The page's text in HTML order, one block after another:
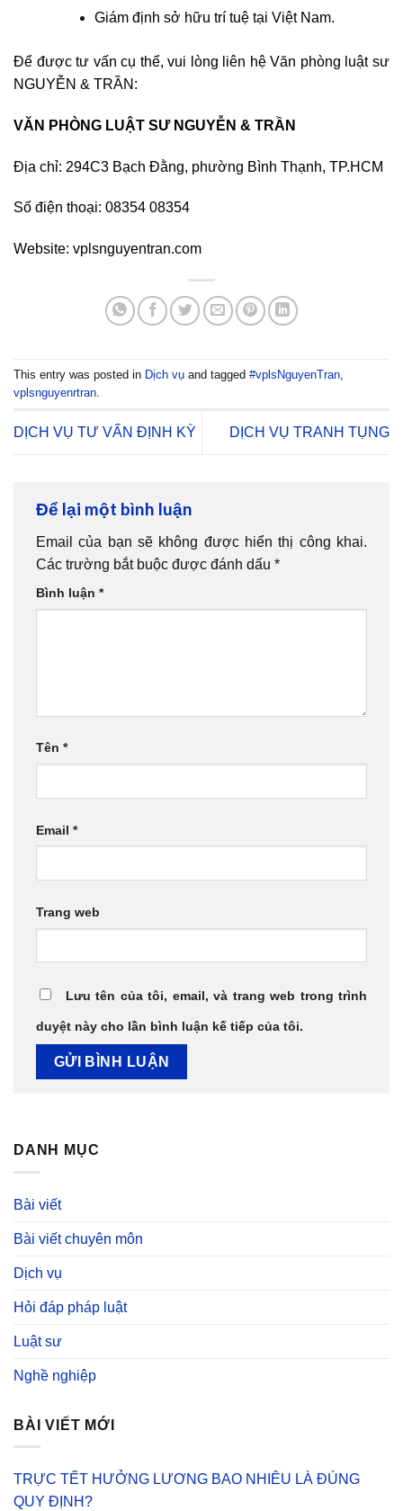
Giám định sở hữu trí tuệ tại Việt Nam.
Để được tư vấn cụ thể, vui lòng liên hệ Văn phòng luật sư
NGUYỄN & TRẦN:
VĂN PHÒNG LUẬT SƯ NGUYỄN & TRẦN
Địa chỉ: 294C3 Bạch Đằng, phường Bình Thạnh, TP.HCM
Số điện thoại: 08354 08354
Website: vplsnguyentran.com
This entry was posted in Dịch vụ and tagged #vplsNguyenTran
vplsnguyenrtran
DỊCH VỤ TƯ VẤN ĐỊNH KỲ DỊCH VỤ TRANH TỤNG
Để lại một bình luận
Email của bạn sẽ không được hiển thị công khai.
Các trường bắt buộc được đánh dấu *
Bình luận *
Tên *
Email *
Trang web
Lưu tên của tôi, email, và trang web trong trình
duyệt này cho lần bình luận kế tiếp của tôi.
DANH MỤC
Bài viết
Bài viết chuyên môn
Dịch vụ
Hỏi đáp pháp luật
Luật sư
Nghề nghiệp
BÀI VIẾT MỚI
TRỰC TẾT HƯỞNG LƯƠNG BAO NHIÊU LÀ ĐÚNG
QUY ĐỊNH?